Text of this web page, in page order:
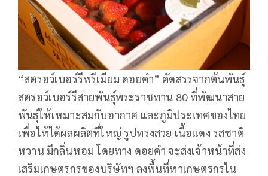
“สตรอว์เบอร์รีพรีเมียม ดอยคำ” คัดสรรจากต้นพันธุ์
สตรอว์เบอร์รีสายพันธุ์พระราชทาน 80 ที่พัฒนาสาย
พันธุ์ให้เหมาะสมกับอากาศ และภูมิประเทศของไทย
เพื่อให้ได้ผลผลิตที่ใหญ่ รูปทรงสวย เนื้อแดง รสชาติ
หวาน มีกลิ่นหอม โดยทาง ดอยคำ จะส่งเจ้าหน้าที่ส่ง
เสริมเกษตรกรของบริษัทฯ ลงพื้นที่หาเกษตรกรใน